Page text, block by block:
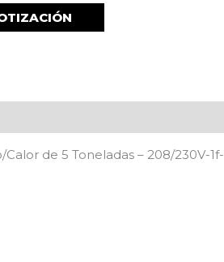
de 5 Toneladas – 208/230V-1f-